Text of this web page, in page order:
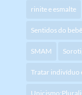
rinite e esmalte
Sentidos do
SMAM
Tratar indivíduo